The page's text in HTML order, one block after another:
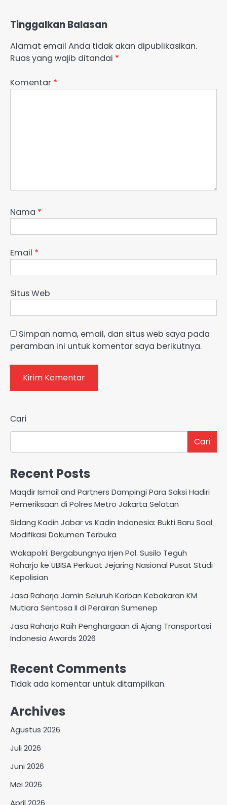
Tinggalkan Balasan
Alamat email Anda tidak akan dipublikasikan.
Ruas yang wajib ditandai *
Komentar *
Nama *
Email *
Situs Web
Simpan nama, email, dan situs web saya pada
peramban ini untuk komentar saya berikutnya.
Cari
Cari
Recent Posts
Maqdir Ismail and Partners Dampingi Para Saksi Hadiri
Pemeriksaan di Polres Metro Jakarta Selatan
Sidang Kadin Jabar vs Kadin Indonesia: Bukti Baru Soal
Modifikasi Dokumen Terbuka
Wakapolri: Bergabungnya Irjen Pol. Susilo Teguh
Raharjo ke UBISA Perkuat Jejaring Nasional Pusat Studi
Kepolisian
Jasa Raharja Jamin Seluruh Korban Kebakaran KM
Mutiara Sentosa II di Perairan Sumenep
Jasa Raharja Raih Penghargaan di Ajang Transportasi
Indonesia Awards 2026
Recent Comments
Tidak ada komentar untuk ditampilkan.
Archives
Agustus 2026
Juli 2026
Juni 2026
Mei 2026
April 2026